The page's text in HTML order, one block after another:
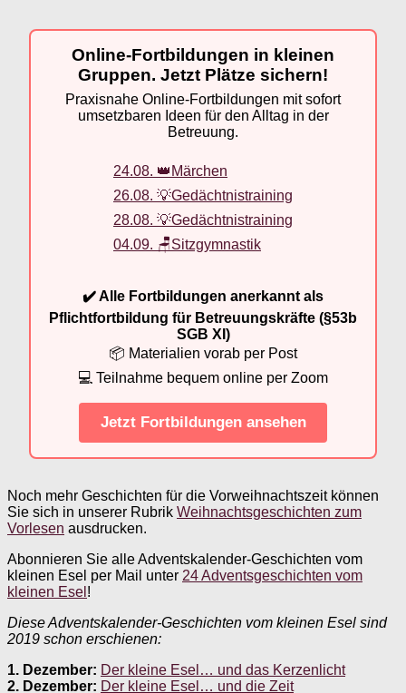
Online-Fortbildungen in kleinen
Gruppen. Jetzt Plätze sichern!
Praxisnahe Online-Fortbildungen mit sofort
umsetzbaren Ideen für den Alltag in der
Betreuung.
24.08. 👑Märchen
26.08. 💡Gedächtnistraining
28.08. 💡Gedächtnistraining
04.09. 🪑Sitzgymnastik
✔️ Alle Fortbildungen anerkannt als
Pflichtfortbildung für Betreuungskräfte (§53b
SGB XI)
📦 Materialien vorab per Post
💻 Teilnahme bequem online per Zoom
Jetzt Fortbildungen ansehen
Noch mehr Geschichten für die Vorweihnachtszeit können
Sie sich in unserer Rubrik Weihnachtsgeschichten zum
Vorlesen ausdrucken.
Abonnieren Sie alle Adventskalender-Geschichten vom
kleinen Esel per Mail unter 24 Adventsgeschichten vom
kleinen Esel !
Diese Adventskalender-Geschichten vom kleinen Esel sind
2019 schon erschienen:
1. Dezember: Der kleine Esel… und das Kerzenlicht
2. Dezember: Der kleine Esel… und die Zeit